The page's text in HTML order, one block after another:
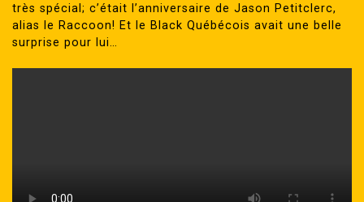
très spécial; c’était l’anniversaire de Jason Petitclerc,
alias le Raccoon! Et le Black Québécois avait une belle
surprise pour lui…